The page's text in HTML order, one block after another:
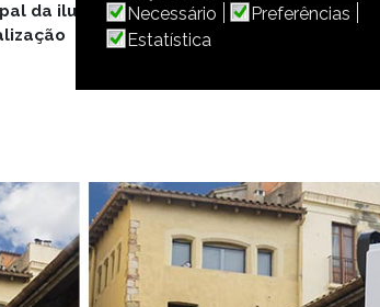
Necessário
Preferências
Estatística
da iluminação pública